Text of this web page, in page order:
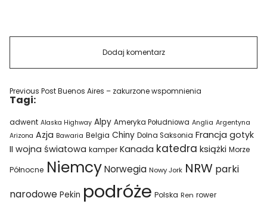
Previous PostBuenos Aires – zakurzone wspomnienia
Tagi:
adwent Alaska Highway Alpy Ameryka Południowa Anglia Argentyna
Arizona Azja Bawaria Belgia Chiny Dolna Saksonia Francja gotyk
II wojna światowa kamper Kanada katedra książki Morze
Północne Niemcy Norwegia Nowy Jork NRW parki
narodowe Pekin podróże Polska Ren rower